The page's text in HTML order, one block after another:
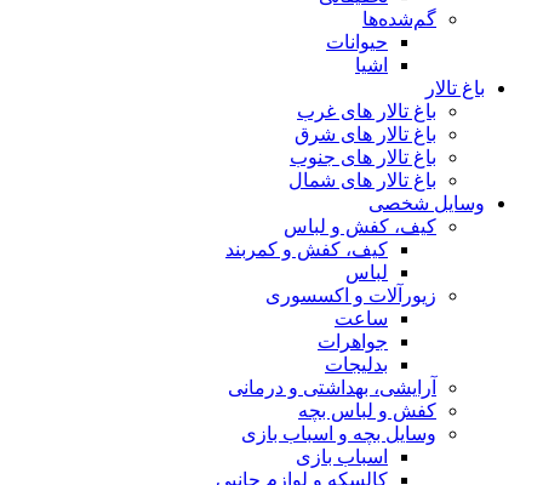
گم‌شده‌ها
حیوانات
اشیا
باغ تالار
باغ تالار های غرب
باغ تالار های شرق
باغ تالار های جنوب
باغ تالار های شمال
وسایل شخصی
کیف، کفش و لباس
کیف، کفش و کمربند
لباس
زیورآلات و اکسسوری
ساعت
جواهرات
بدلیجات
آرایشی، بهداشتی و درمانی
کفش و لباس بچه
وسایل بچه و اسباب بازی
اسباب بازی
کالسکه و لوازم جانبی